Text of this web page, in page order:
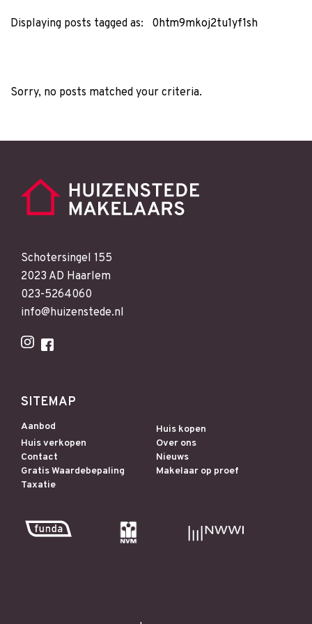
Displaying posts tagged as: 0htm9mkoj2tu1yf1sh
Sorry, no posts matched your criteria.
Schotersingel 155
2023 AD Haarlem
023-5264060
info@huizenstede.nl
SITEMAP
Aanbod
Huis kopen
Huis verkopen
Over ons
Contact
Nieuws
Gratis Waardebepaling
Makelaar op proef
Taxatie